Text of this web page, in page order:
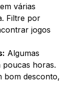
várias
Filtre por
jogos
Algumas
poucas horas.
bom desconto,